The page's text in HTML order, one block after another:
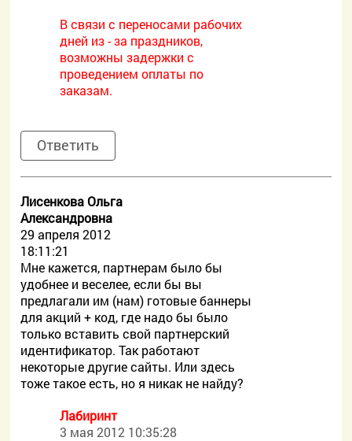
В связи с переносами рабочих
дней из - за праздников,
возможны задержки с
проведением оплаты по
заказам.
Ответить
Лисенкова Ольга
Александровна
29 апреля 2012
18:11:21
Мне кажется, партнерам было бы
удобнее и веселее, если бы вы
предлагали им (нам) готовые баннеры
для акций + код, где надо бы было
только вставить свой партнерский
идентификатор. Так работают
некоторые другие сайты. Или здесь
тоже такое есть, но я никак не найду?
Лабиринт
3 мая 2012 10:35:28